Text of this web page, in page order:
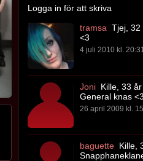
Logga in för att skriva
tramsa Tjej, 32
<3
4 juli 2010 kl.
Joni Kille, 33 år
General knas <3
26 april 2009 kl.
baguette Kille,